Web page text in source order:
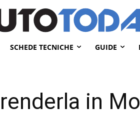
SCHEDE TECNICHE GUIDE
in